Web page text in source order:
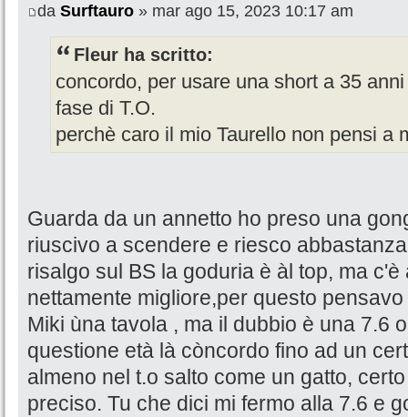
da Surftauro » mar ago 15, 2023 10:17 am
Fleur ha scritto:
concordo, per usare una short a 35
fase di T.O.
perchè caro il mio Taurello non pensi a
Guarda da un annetto ho preso una
riuscivo a scendere e riesco
risalgo sul BS la goduria è àl top, ma
nettamente migliore,per questo
Miki ùna tavola , ma il dubbio è una 7.6
questione età là còncordo fino ad un
almeno nel t.o salto come un gatto,
preciso. Tu che dici mi fermo alla 7.6 e